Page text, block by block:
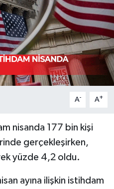
A- A+
nisanda 177 bin kişi
gerçekleşirken,
yüzde 4,2 oldu.
ayına ilişkin istihdam